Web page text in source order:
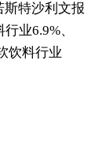
斯特沙利文报
业6.9%、
饮料行业